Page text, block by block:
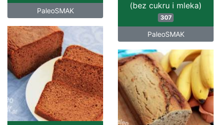
PaleoSMAK
(bez cukru i mleka)
307
PaleoSMAK